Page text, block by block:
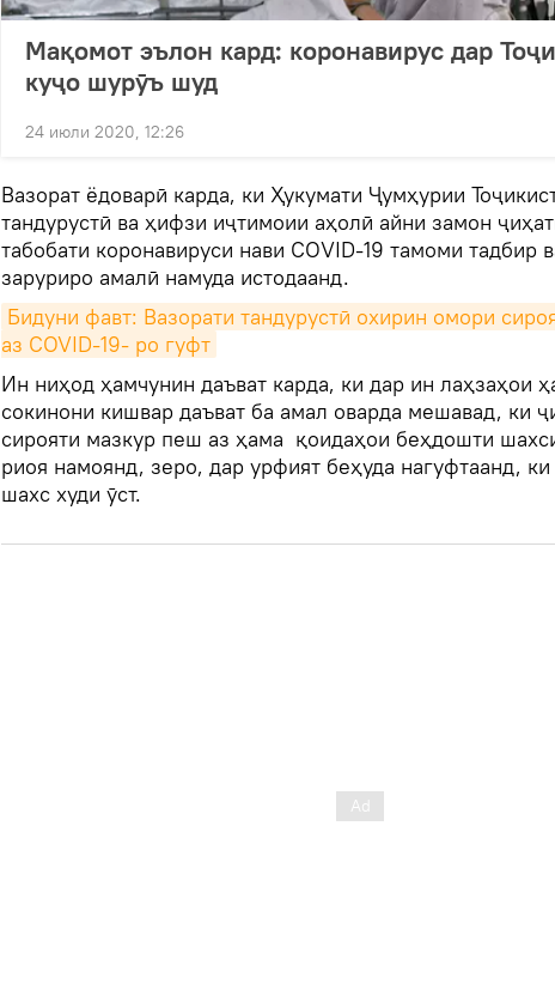
Мақомот эълон кард: коронавирус дар
куҷо шурӯъ шуд
24 июли 2020, 12:26
Вазорат ёдоварӣ карда, ки Ҳукумати Ҷумҳурии
тандурустӣ ва ҳифзи иҷтимоии аҳолӣ айни замон
табобати коронавируси нави CОVID-19 тамоми тадбир
заруриро амалӣ намуда истодаанд.
Бидуни фавт: Вазорати тандурустӣ охирин омори
аз COVID-19- ро гуфт
Ин ниҳод ҳамчунин даъват карда, ки дар ин лаҳзаҳои
сокинони кишвар даъват ба амал оварда мешавад, ки
сирояти мазкур пеш аз ҳама қоидаҳои беҳдошти
риоя намоянд, зеро, дар урфият беҳуда нагуфтаанд,
шахс худи ӯст.